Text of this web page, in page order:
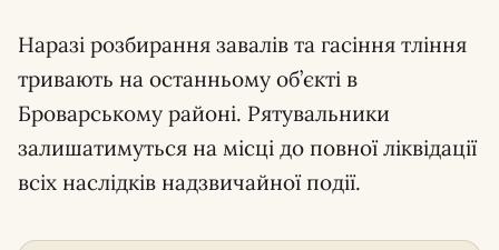
Наразі розбирання завалів та гасіння тління
тривають на останньому об’єкті в
Броварському районі. Рятувальники
залишатимуться на місці до повної ліквідації
всіх наслідків надзвичайної події.